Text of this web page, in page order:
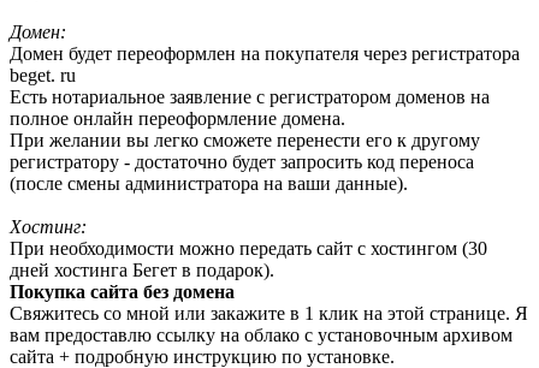
Домен:
Домен будет переоформлен на покупателя через регистратора
beget. ru
Есть нотариальное заявление с регистратором доменов на
полное онлайн переоформление домена.
При желании вы легко сможете перенести его к другому
регистратору - достаточно будет запросить код переноса
(после смены администратора на ваши данные).
Хостинг:
При необходимости можно передать сайт с хостингом (30
дней хостинга Бегет в подарок).
Покупка сайта без домена
Свяжитесь со мной или закажите в 1 клик на этой странице. Я
вам предоставлю ссылку на облако с установочным архивом
сайта + подробную инструкцию по установке.